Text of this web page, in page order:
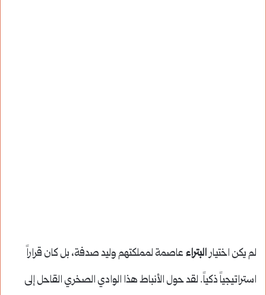
لم يكن اختيارالبتراء عاصمة لمملكتهم وليد صدفة، بل كان قراراً
استراتيجياً ذكياً. لقد حول الأنباط هذا الوادي الصخري القاحل إلى